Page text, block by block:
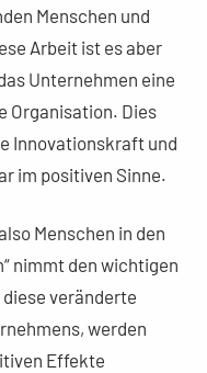
Menschen und
Arbeit ist es aber
Unternehmen eine
Organisation. Dies
Innovationskraft und
im positiven Sinne.
Menschen in den
nimmt den wichtigen
veränderte
werden
Effekte